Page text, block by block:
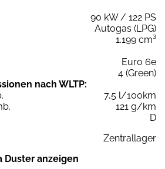
90 kW / 122 PS
Autogas (LPG)
1.199 cm³
Euro 6e
4 (Green)
nach WLTP:
7,5 l/100km
121 g/km
D
Zentrallager
Duster anzeigen